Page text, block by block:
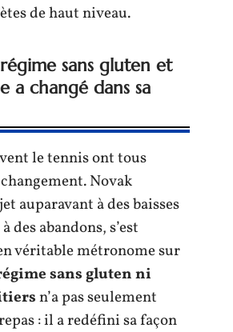
de haut niveau.
sans gluten et
a changé dans sa
le tennis ont tous
Novak
auparavant à des baisses
des abandons, s’est
véritable métronome sur
sans gluten ni
n’a pas seulement
: il a redéfini sa façon